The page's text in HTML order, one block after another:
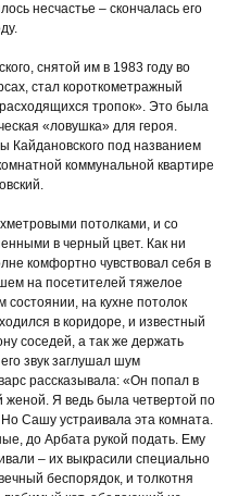
несчастье – скончалась его
снятой им в 1983 году во
стал короткометражный
тропок». Это была
«ловушка» для героя.
Кайдановского под названием
коммунальной квартире
потолками, и со
в черный цвет. Как ни
комфортно чувствовал себя в
на посетителей тяжелое
на кухне потолок
в коридоре, и известный
соседей, а так же держать
звук заглушал шум
рассказывала: «Он попал в
женой. Я ведь была четвертой по
Сашу устраивала эта комната.
до Арбата рукой подать. Ему
– их выкрасили специально
беспорядок, и толкотня